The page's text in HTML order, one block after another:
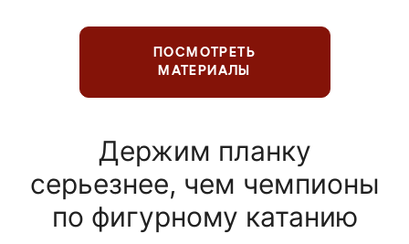
ПОСМОТРЕТЬ
МАТЕРИАЛЫ
Держим планку
серьезнее, чем чемпионы
по фигурному катанию